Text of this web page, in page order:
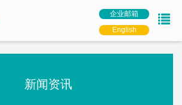
企业邮箱
English
新闻资讯